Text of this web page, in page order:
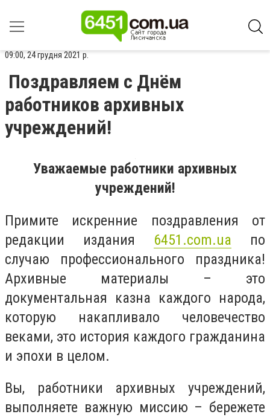
09:00, 24 грудня 2021 р.
Поздравляем с Днём
работников архивных
учреждений!
Уважаемые работники архивных
учреждений!
Примите искренние поздравления от
редакции издания 6451.com.ua по
случаю профессионального праздника!
Архивные материалы – это
документальная казна каждого народа,
которую накапливало человечество
веками, это история каждого гражданина
и эпохи в целом.
Вы, работники архивных учреждений,
выполняете важную миссию – бережете